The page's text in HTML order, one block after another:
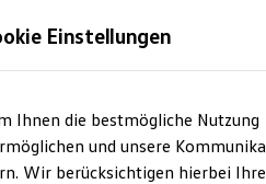
Einstellungen
Ihnen die bestmögliche Nutzung
und unsere
Wir berücksichtigen hierbei Ihre